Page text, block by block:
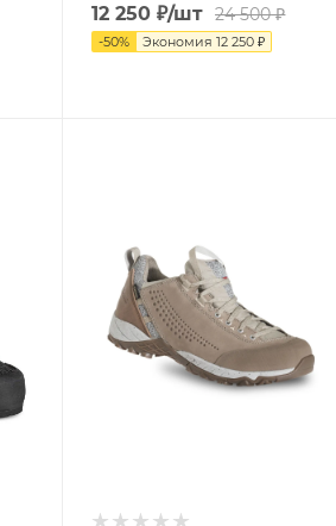
12 250 ₽/шт 24 500₽
-50% Экономия12 250 ₽